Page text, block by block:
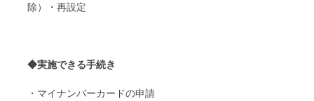
除）・再設定
◆実施できる手続き
・マイナンバーカードの申請